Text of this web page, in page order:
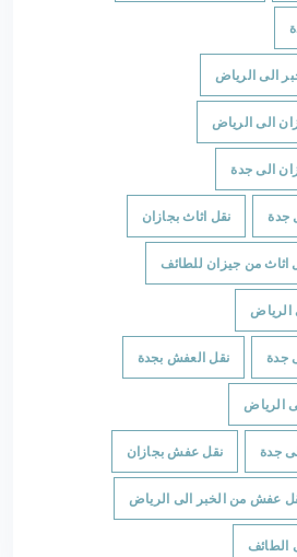
الى الرياض
الى الرياض
الى جدة
جدة نقل اثاث بجازان
اثاث من جيزان للطائف
الرياض
جدة نقل العفش بجدة
الرياض
جدة نقل عفش بجازان
عفش من الخبر الى الرياض
الطائف